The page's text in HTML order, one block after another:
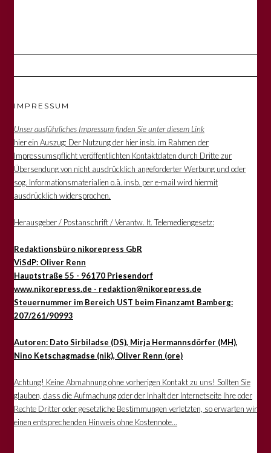
IMPRESSUM
Unser ausführliches Impressum finden Sie unter diesem Link
hier ein Auszug: Der Nutzung der hier insb. im Rahmen der
Impressumspflicht veröffentlichten Kontaktdaten durch Dritte zur
Übersendung von nicht ausdrücklich angeforderter Werbung und oder
sog. Informationsmaterialien o.ä. insb. per e-mail wird hiermit
ausdrücklich widersprochen.
Herausgeber / Postanschrift / Verantw. lt. Telemediengesetz:
Redaktionsbüro nikorepress GbR
ViSdP: Oliver Renn
Hauptstraße 55 - 96170 Priesendorf
www.nikorepress.de - redaktion@nikorepress.de
Steuernummer im Bereich UST beim Finanzamt Bamberg:
207/261/90993
Autoren: Dato Sirbiladse (DS), Mirja Hermannsdörfer (MH),
Nino Ketschagmadse (nik), Oliver Renn (ore)
Achtung! Keine Abmahnung ohne vorherigen Kontakt zu uns! Sollten Sie
glauben, dass die Aufmachung oder der Inhalt der Internetseite Ihre oder
Rechte Dritter oder gesetzliche Bestimmungen verletzten, so erwarten wir
einen entsprechenden Hinweis ohne Kostennote...